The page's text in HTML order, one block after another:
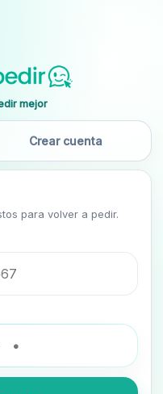
mejor
Crear cuenta
para volver a pedir.